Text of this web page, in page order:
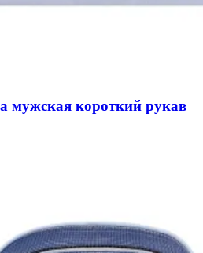
мужская короткий рукав